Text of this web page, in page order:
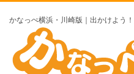
かなっぺ横浜・川崎版｜出かけよう